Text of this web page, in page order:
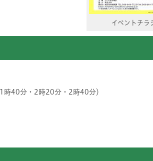
イベントチラ
40分・2時20分・2時40分）